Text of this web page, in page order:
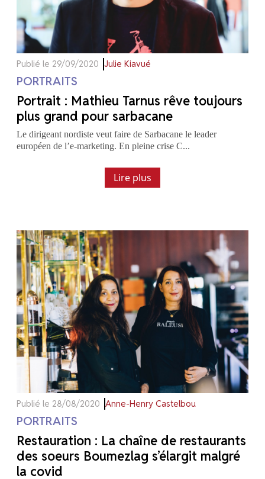
Publié le 29/09/2020 Julie Kiavué
PORTRAITS
Portrait : Mathieu Tarnus rêve toujours
plus grand pour sarbacane
Le dirigeant nordiste veut faire de Sarbacane le leader
européen de l’e-marketing. En pleine crise C...
Lire plus
Publié le 28/08/2020 Anne-Henry Castelbou
PORTRAITS
Restauration : La chaîne de restaurants
des soeurs Boumezlag s’élargit malgré
la covid